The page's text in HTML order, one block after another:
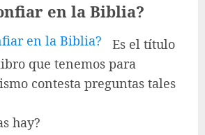
en la Biblia?
Es el título
que tenemos para
contesta preguntas tales
hay?